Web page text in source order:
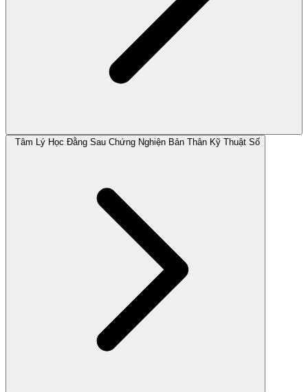
Tâm Lý Học Đằng Sau Chứng Nghiện Bản Thân Kỹ Thuật Số